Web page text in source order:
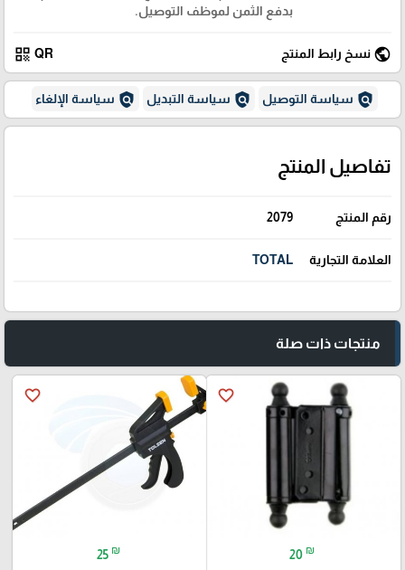
بدفع الثمن لموظف التوصيل.
public نسخ رابط المنتج QR
qr_code
policy سياسة التوصيل policy سياسة التبديل policy سياسة الإلغاء
تفاصيل المنتج
رقم المنتج 2079
العلامة التجارية TOTAL
منتجات ذات صلة
favorite_border
20 ₪
favorite_border
25 ₪